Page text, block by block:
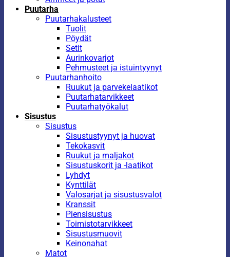
Puutarha
Puutarhakalusteet
Tuolit
Pöydät
Setit
Aurinkovarjot
Pehmusteet ja istuintyynyt
Puutarhanhoito
Ruukut ja parvekelaatikot
Puutarhatarvikkeet
Puutarhatyökalut
Sisustus
Sisustus
Sisustustyynyt ja huovat
Tekokasvit
Ruukut ja maljakot
Sisustuskorit ja -laatikot
Lyhdyt
Kynttilät
Valosarjat ja sisustusvalot
Kranssit
Piensisustus
Toimistotarvikkeet
Sisustusmuovit
Keinonahat
Matot